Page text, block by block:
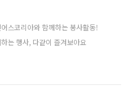
스코리아와 함께하는 봉사활동!
는 행사, 다같이 즐겨보아요